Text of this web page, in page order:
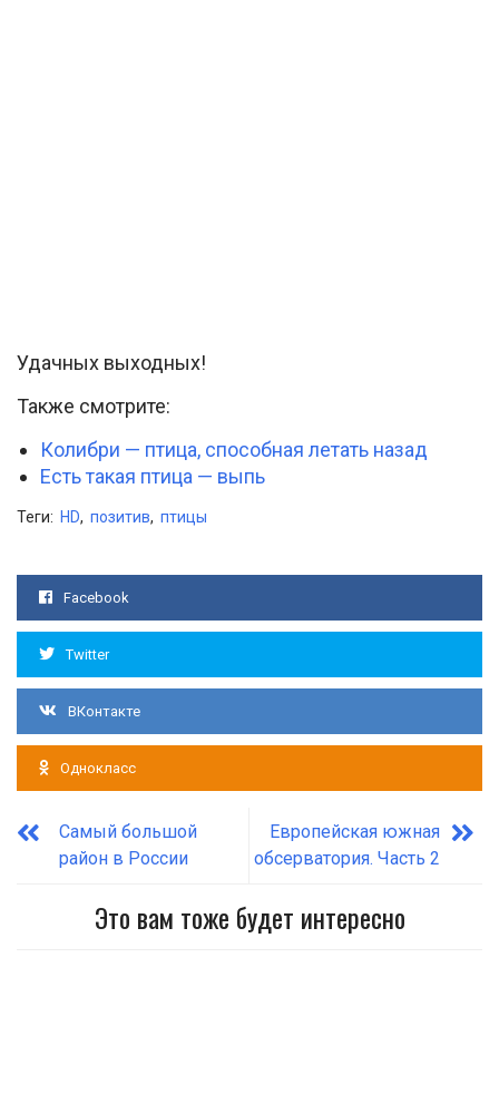
Удачных выходных!
Также смотрите:
Колибри — птица, способная летать назад
Есть такая птица — выпь
Теги: HD, позитив, птицы
Facebook
Twitter
ВКонтакте
Однокласс
Самый большой
район в России
Европейская южная
обсерватория. Часть 2
Это вам тоже будет интересно